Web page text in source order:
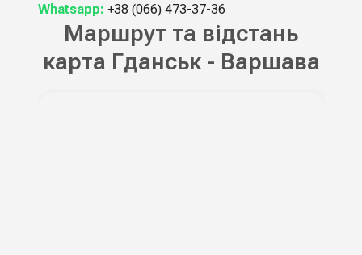
Whatsapp: +38 (066) 473-37-36
Маршрут та відстань
карта Гданськ - Варшава